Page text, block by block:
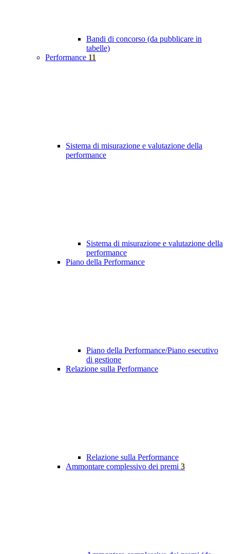
Bandi di concorso (da pubblicare in
tabelle)
Performance 11
Sistema di misurazione e valutazione della
performance
Sistema di misurazione e valutazione della
performance
Piano della Performance
Piano della Performance/Piano esecutivo
di gestione
Relazione sulla Performance
Relazione sulla Performance
Ammontare complessivo dei premi 3